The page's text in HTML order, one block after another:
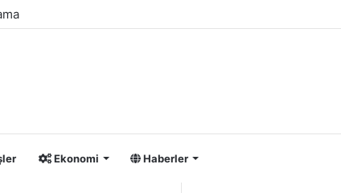
Ekonomi Haberler